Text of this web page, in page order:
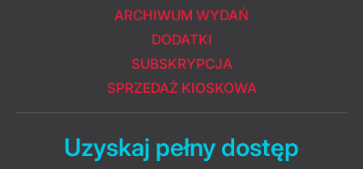
ARCHIWUM WYDAŃ
DODATKI
SUBSKRYPCJA
SPRZEDAŻ KIOSKOWA
Uzyskaj pełny dostęp